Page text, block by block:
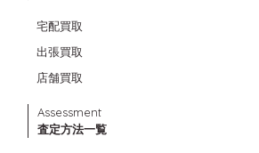
宅配買取
出張買取
店舗買取
Assessment
査定方法一覧